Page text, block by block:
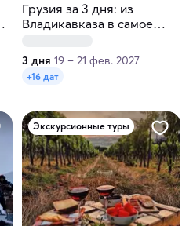
Грузия за 3 дня: из
Владикавказа в самое
3 дня 19 – 21 фев. 2027
+16 дат
Экскурсионные туры